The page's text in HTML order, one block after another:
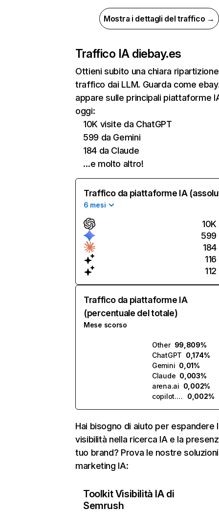
Mostra i dettagli del traffico →
Traffico IA diebay.es
Ottieni subito una chiara
traffico dai LLM. Guarda come
appare sulle principali piattaforme
oggi:
10K visite da ChatGPT
599 da Gemini
184 da Claude
…e molto altro!
Traffico da piattaforme IA
6 mesi
10K
599
184
116
112
Traffico da piattaforme IA
(percentuale del totale)
Mese scorso
Other 99,809%
ChatGPT 0,174%
Gemini 0,01%
Claude 0,003%
arena.ai 0,002%
copilot.microsoft.com
0,002%
Hai bisogno di aiuto per espandere
visibilità nella ricerca IA e la
tuo brand? Prova le nostre
marketing IA:
Toolkit Visibilità IA di
Semrush